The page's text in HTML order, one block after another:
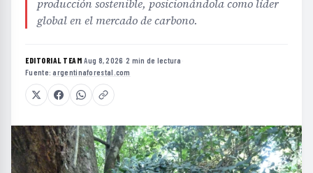
producción sostenible, posicionándola como líder
global en el mercado de carbono.
EDITORIAL TEAM·Aug 8, 2026 ·2 min de lectura ·
Fuente:argentinaforestal.com